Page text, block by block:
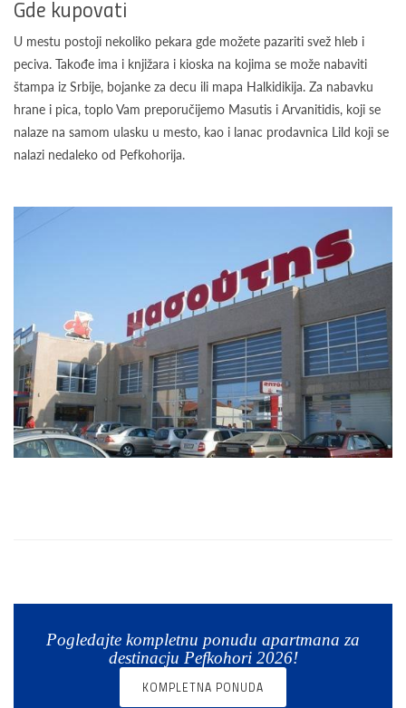
Gde kupovati
U mestu postoji nekoliko pekara gde možete pazariti svež hleb i
peciva. Takođe ima i knjižara i kioska na kojima se može nabaviti
štampa iz Srbije, bojanke za decu ili mapa Halkidikija. Za nabavku
hrane i pica, toplo Vam preporučijemo Masutis i Arvanitidis, koji se
nalaze na samom ulasku u mesto, kao i lanac prodavnica Lild koji se
nalazi nedaleko od Pefkohorija.
Pogledajte kompletnu ponudu apartmana za
destinacju Pefkohori 2026!
KOMPLETNA PONUDA